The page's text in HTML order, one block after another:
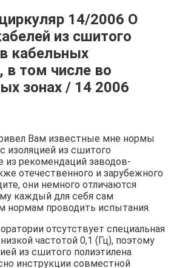
14/2006 О
из сшитого
кабельных
в том числе во
зонах / 14 2006
Вам известные мне нормы
изоляцией из сшитого
из рекомендаций заводов-
отечественного и зарубежного
они немного отличаются
каждый для себя сам
нормам проводить испытания.
отсутствует специальная
частотой 0,1 (Гц), поэтому
из сшитого полиэтилена
инструкции совместной